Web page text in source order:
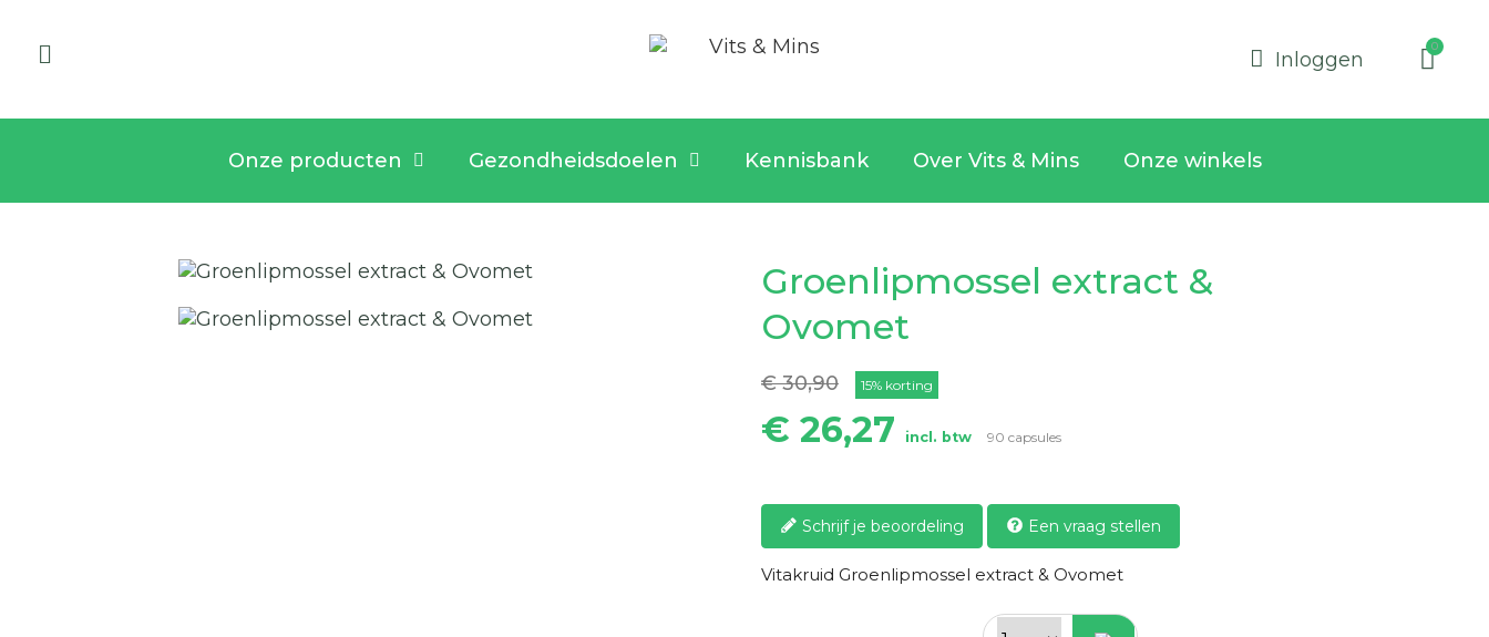
Inloggen
Onze producten Gezondheidsdoelen Kennisbank Over Vits & Mins Onze winkels
Groenlipmossel extract &
Ovomet
€ 30,90 15% korting
€ 26,27 incl. btw 90 capsules
Schrijf je beoordeling Een vraag stellen
Vitakruid Groenlipmossel extract & Ovomet